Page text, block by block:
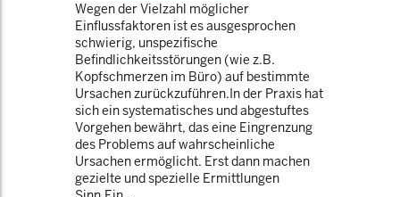
Wegen der Vielzahl möglicher
Einflussfaktoren ist es ausgesprochen
schwierig, unspezifische
Befindlichkeitsstörungen (wie z.B.
Kopfschmerzen im Büro) auf bestimmte
Ursachen zurückzuführen.In der Praxis hat
sich ein systematisches und abgestuftes
Vorgehen bewährt, das eine Eingrenzung
des Problems auf wahrscheinliche
Ursachen ermöglicht. Erst dann machen
gezielte und spezielle Ermittlungen